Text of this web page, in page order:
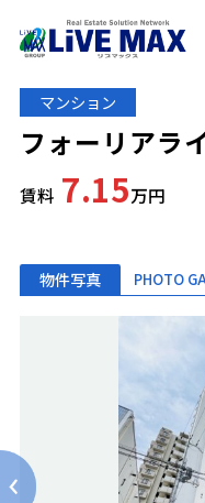
マンション
フォーリアラ
賃料 7.15万円
物件写真 PHOTO